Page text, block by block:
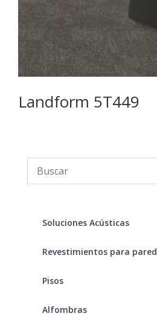
Landform 5T449
Soluciones Acústicas
Revestimientos para pared
Pisos
Alfombras